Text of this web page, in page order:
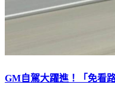
GM自駕大躍進！「免看